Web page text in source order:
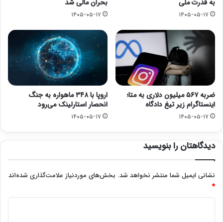
به قدرت ملی
۱۴۰۵-۰۵-۱۷
بحران مالی شد
۱۴۰۵-۰۵-۱۷
ضربه ۵۶۷ میلیون دلاری به متا؛
اینستاگرام زیر تیغ دادگاه
۱۴۰۵-۰۵-۱۷
اروپا با ۳۴۸ ماهواره به جنگ
انحصار استارلینک می‌رود
۱۴۰۵-۰۵-۱۷
دیدگاهتان را بنویسید
نشانی ایمیل شما منتشر نخواهد شد. بخش‌های موردنیاز علامت‌گذاری شده‌اند
*